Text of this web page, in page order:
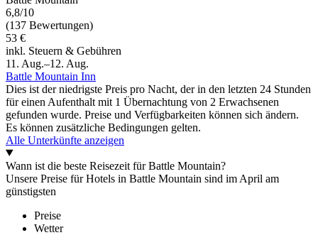
6,8/10
(137 Bewertungen)
53 €
inkl. Steuern & Gebühren
11. Aug.–12. Aug.
Battle Mountain Inn
Dies ist der niedrigste Preis pro Nacht, der in den letzten 24 Stunden
für einen Aufenthalt mit 1 Übernachtung von 2 Erwachsenen
gefunden wurde. Preise und Verfügbarkeiten können sich ändern.
Es können zusätzliche Bedingungen gelten.
Alle Unterkünfte anzeigen
Wann ist die beste Reisezeit für Battle Mountain?
Unsere Preise für Hotels in Battle Mountain sind im April am
günstigsten
Preise
Wetter